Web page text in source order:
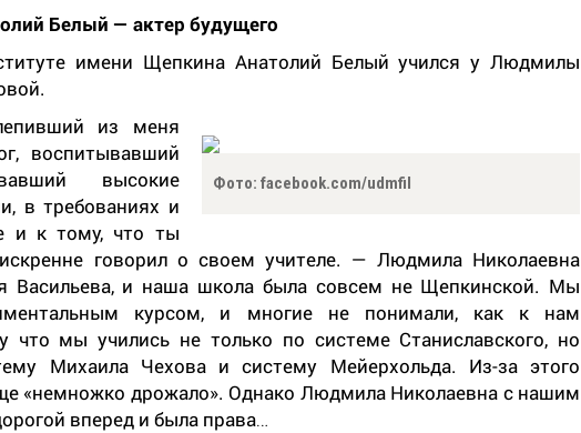
Белый — актер будущего
имени Щепкина Анатолий Белый учился у Людмилы
Фото: facebook.com/udmfil
из меня
воспитывавший
высокие
в требованиях и
и к тому, что ты
говорил о своем учителе. — Людмила Николаевна
Васильева, и наша школа была совсем не Щепкинской. Мы
курсом, и многие не понимали, как к нам
что мы учились не только по системе Станиславского, но
Михаила Чехова и систему Мейерхольда. Из-за этого
«немножко дрожало». Однако Людмила Николаевна с нашим
вперед и была права…